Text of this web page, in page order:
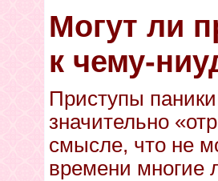
Могут ли
к чему-
Приступы
значительно
смысле, что не
времени